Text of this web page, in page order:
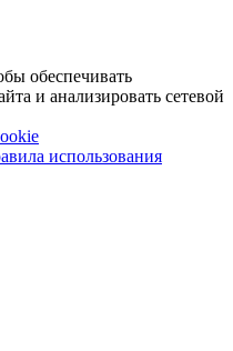
обеспечивать
и анализировать сетевой
использования